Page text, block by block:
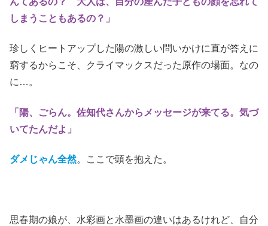
しまうこともあるの？」
珍しくヒートアップした陽の激しい問いかけに直が答えに
窮するからこそ、クライマックスだった原作の場面。なの
に …。
「陽、ごらん。佐知代さんからメッセージが来てる。気づ
いてたんだよ」
ダメじゃん全然。ここで頭を抱えた。
思春期の娘が、水彩画と水墨画の違いはあるけれど、自分